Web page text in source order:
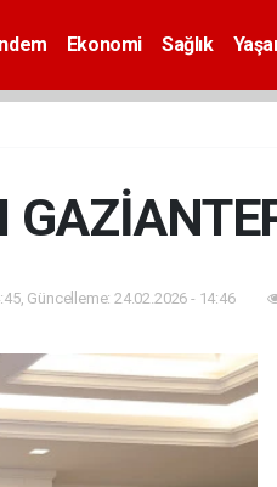
Ekonomi Sağlık
Güncelleme: 24.02.2026 - 14:46